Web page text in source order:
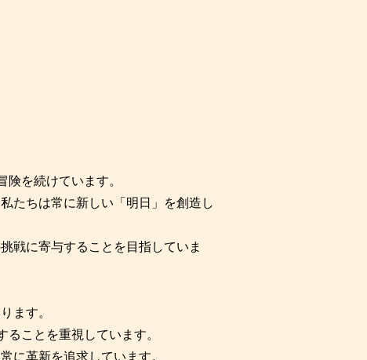
を続けています。
たちは常に新しい「明日」を創造し
戦に寄与することを目指していま
ます。
ことを重視しています。